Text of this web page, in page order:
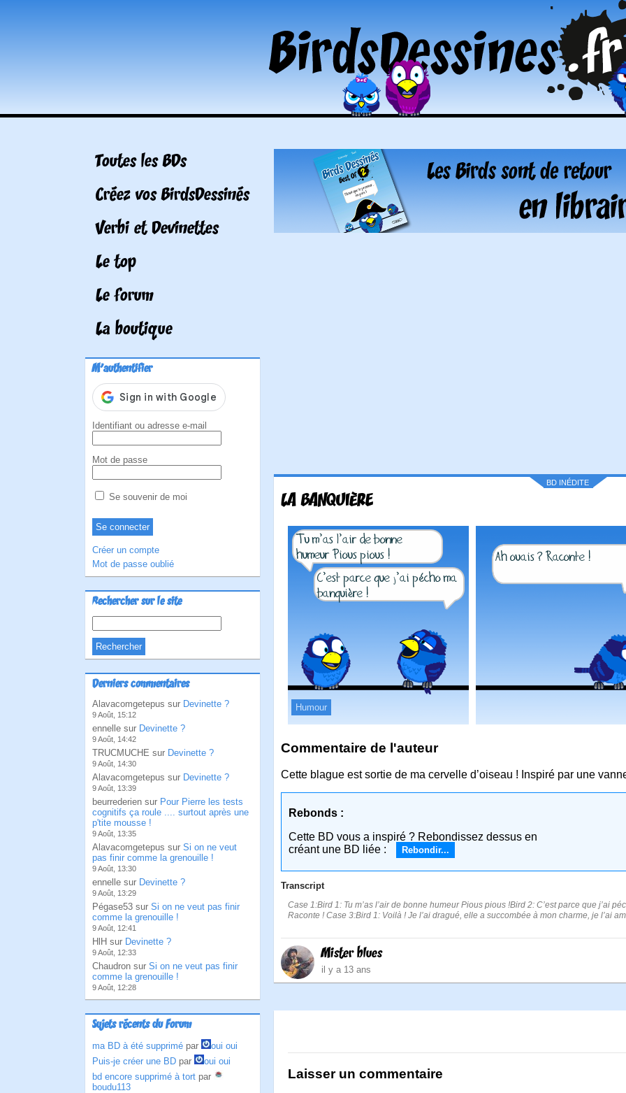
Toutes les BDs
Créez vos BirdsDessinés
Verbi et Devinettes
Le top
Le forum
La boutique
M'authentifier
Identifiant ou adresse e-mail
Mot de passe
Se souvenir de moi
Créer un compte
Mot de passe oublié
Rechercher sur le site
Derniers commentaires
Alavacomgetepus sur Devinette ?
9 Août, 15:12
ennelle sur Devinette ?
9 Août, 14:42
TRUCMUCHE sur Devinette ?
9 Août, 14:30
Alavacomgetepus sur Devinette ?
9 Août, 13:39
beurrederien sur Pour Pierre les tests
cognitifs ça roule .... surtout après une
p'tite mousse !
9 Août, 13:35
Alavacomgetepus sur Si on ne veut
pas finir comme la grenouille !
9 Août, 13:30
ennelle sur Devinette ?
9 Août, 13:29
Pégase53 sur Si on ne veut pas finir
comme la grenouille !
9 Août, 12:41
HlH sur Devinette ?
9 Août, 12:33
Chaudron sur Si on ne veut pas finir
comme la grenouille !
9 Août, 12:28
Sujets récents du Forum
ma BD à été supprimé par
oui oui
Puis-je créer une BD par
oui oui
bd encore supprimé à tort par
boudu113
BD INÉDITE
LA BANQUIÈRE
Humour
Commentaire de l'auteur
Cette blague est sortie de ma cervelle d’oiseau ! Inspiré par une
Rebonds :
Cette BD vous a inspiré ? Rebondissez dessus en
créant une BD liée :
Rebondir...
Transcript
Case 1:Bird 1: Tu m’as l’air de bonne humeur Pious pious !Bird 2: C’est parce que j’ai
Raconte ! Case 3:Bird 1: Voilà ! Je l’ai dragué, elle a succombée à mon charme, je l’ai
Mister blues
il y a 13 ans
Laisser un commentaire